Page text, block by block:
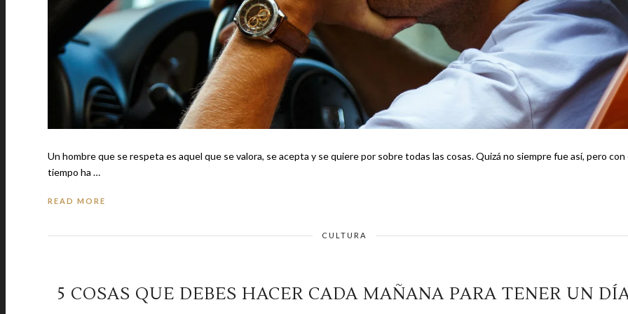
Un hombre que se respeta es aquel que se valora, se acepta y se quiere por sobre todas las cosas. Quizá no siempre fue así, pero con
tiempo ha …
READ MORE
CULTURA
5 COSAS QUE DEBES HACER CADA MAÑANA PARA TENER UN